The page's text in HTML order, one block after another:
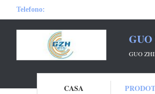
Telefono:
GUO
CASA